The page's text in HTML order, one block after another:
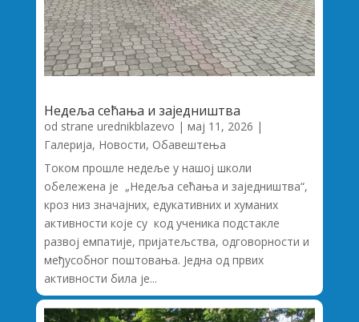
Недеља сећања и заједништва
od strane urednikblazevo | мај 11, 2026 |
Галерија, Новости, Обавештења
Током прошле недеље у нашој школи
обележена је „Недеља сећања и заједништва“,
кроз низ значајних, едукативних и хуманих
активности које су код ученика подстакле
развој емпатије, пријатељства, одговорности и
међусобног поштовања. Једна од првих
активности била је...